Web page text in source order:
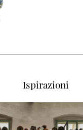
Ispirazioni